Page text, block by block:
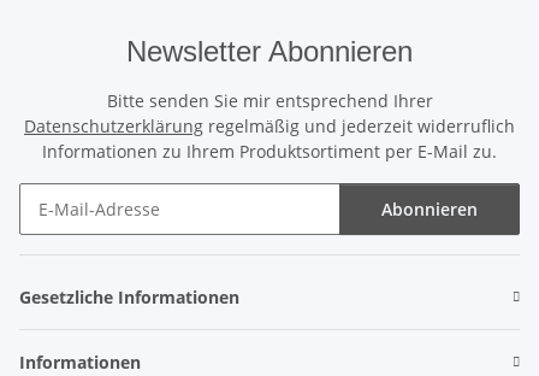
Newsletter Abonnieren
Bitte senden Sie mir entsprechend Ihrer
Datenschutzerklärung regelmäßig und jederzeit widerruflich
Informationen zu Ihrem Produktsortiment per E-Mail zu.
Abonnieren
Gesetzliche Informationen
Informationen